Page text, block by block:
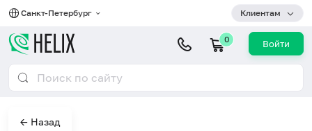
Санкт-Петербург Клиентам
0 Войти
← Назад